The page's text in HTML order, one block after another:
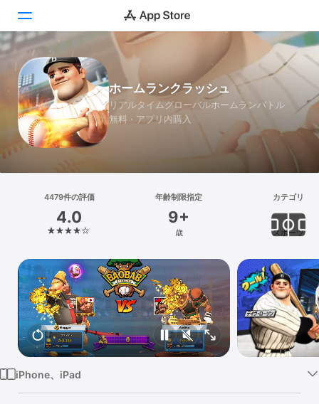
Today
ゲーム
アプリ
Arcade
検索
プラットフォーム
iPhone
iPad
Mac
Vision
Watch
TV
ホームランクラッシュ
リアルタイムグローバルホームランバトル
無料 · アプリ内購入
4479件の評価
4.0
年齢制限指定
9+
歳
カテゴリ
スポーツ
iPhone、iPad